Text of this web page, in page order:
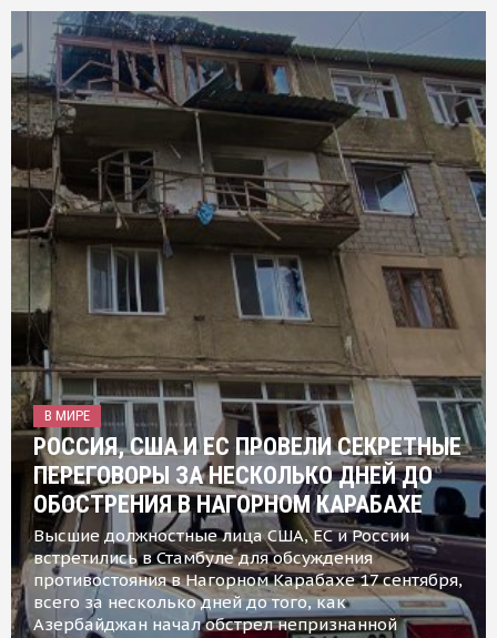
В МИРЕ
РОССИЯ, США И ЕС ПРОВЕЛИ СЕКРЕТНЫЕ
ПЕРЕГОВОРЫ ЗА НЕСКОЛЬКО ДНЕЙ ДО
ОБОСТРЕНИЯ В НАГОРНОМ КАРАБАХЕ
Высшие должностные лица США, ЕС и России
встретились в Стамбуле для обсуждения
противостояния в Нагорном Карабахе 17 сентября,
всего за несколько дней до того, как
Азербайджан начал обстрел непризнанной